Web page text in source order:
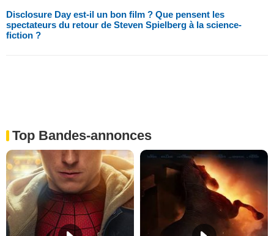
Disclosure Day est-il un bon film ? Que pensent les
spectateurs du retour de Steven Spielberg à la science-
fiction ?
Top Bandes-annonces